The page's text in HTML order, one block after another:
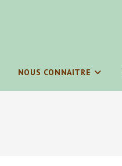
NOUS CONNAITRE